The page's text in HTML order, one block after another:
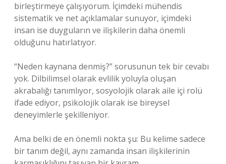
birleştirmeye çalışıyorum. İçimdeki mühendis
sistematik ve net açıklamalar sunuyor, içimdeki
insan ise duyguların ve ilişkilerin daha önemli
olduğunu hatırlatıyor.
“Neden kaynana denmiş?” sorusunun tek bir cevabı
yok. Dilbilimsel olarak evlilik yoluyla oluşan
akrabalığı tanımlıyor, sosyolojik olarak aile içi rolü
ifade ediyor, psikolojik olarak ise bireysel
deneyimlerle şekilleniyor.
Ama belki de en önemli nokta şu: Bu kelime sadece
bir tanım değil, aynı zamanda insan ilişkilerinin